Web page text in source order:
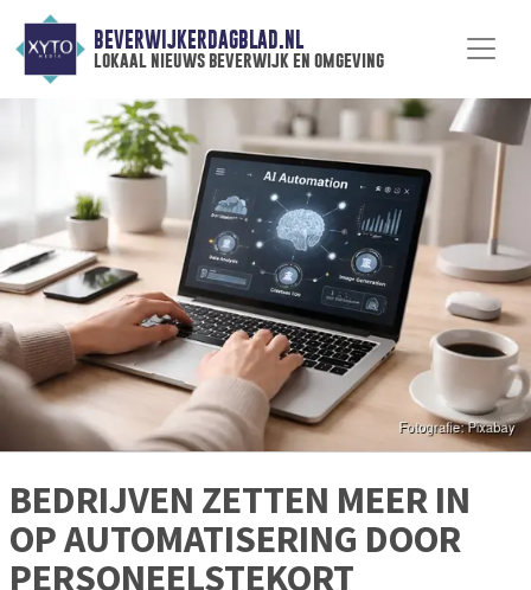
BEVERWIJKERDAGBLAD.NL
lokaal nieuws beverwijk en omgeving
BEDRIJVEN ZETTEN MEER IN
OP AUTOMATISERING DOOR
PERSONEELSTEKORT